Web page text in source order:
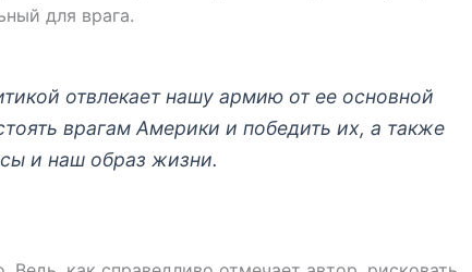
для врага.
отвлекает нашу армию от ее основной
врагам Америки и победить их, а также
и наш образ жизни.